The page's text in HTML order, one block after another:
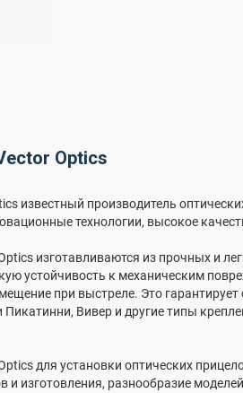
Optics
известный производитель
технологии, высокое
изготавливаются из прочных и
устойчивость к механическим
при выстреле. Это
Вивер и другие типы
для установки оптических
и изготовления, разнообразие